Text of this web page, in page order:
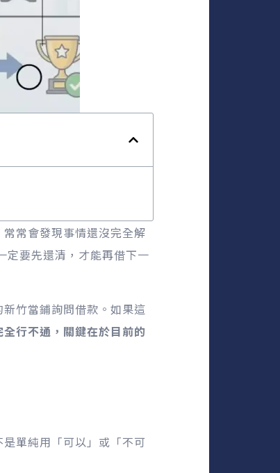
常會發現事情還沒完全解
定要先還清，才能再借下一
竹當鋪詢問借款。如果這
全行不通，關鍵在於目前的
單純用「可以」或「不可